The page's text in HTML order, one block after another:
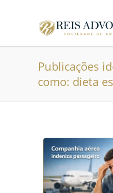
Publicações
como: dieta